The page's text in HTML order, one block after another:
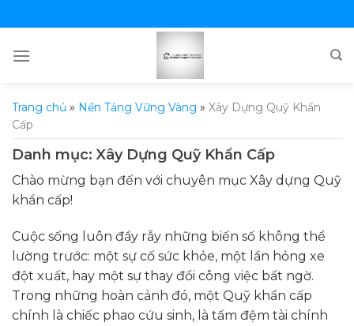
to
content
Trang chủ » Nền Tảng Vững Vàng » Xây Dựng Quỹ Khẩn
Cấp
Danh mục: Xây Dựng Quỹ Khẩn Cấp
Chào mừng bạn đến với chuyên mục Xây dựng Quỹ
khẩn cấp!
Cuộc sống luôn đầy rẫy những biến số không thể
lường trước: một sự cố sức khỏe, một lần hỏng xe
đột xuất, hay một sự thay đổi công việc bất ngờ.
Trong những hoàn cảnh đó, một Quỹ khẩn cấp
chính là chiếc phao cứu sinh, là tấm đệm tài chính